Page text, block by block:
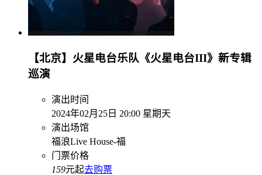
【北京】火星电台乐队《火星电台III》新专辑
巡演
演出时间
2024年02月25日 20:00 星期天
演出场馆
福浪Live House-福
门票价格
159元起去购票